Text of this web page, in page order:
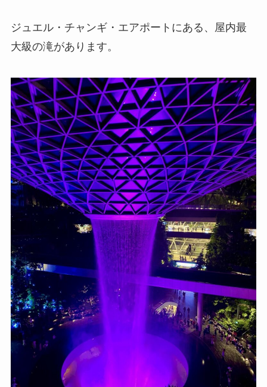
ジュエル・チャンギ・エアポートにある、屋内最
大級の滝があります。